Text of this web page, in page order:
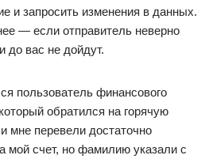
и запросить изменения в данных.
— если отправитель неверно
до вас не дойдут.
пользователь финансового
обратился на горячую
мне перевели достаточно
мой счет, но фамилию указали с